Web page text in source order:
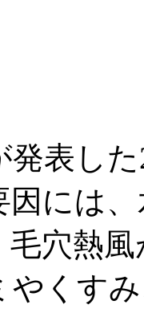
発表し
因には
毛穴熱
やくす